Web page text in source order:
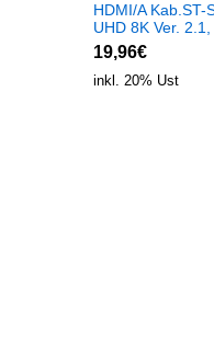
HDMI/A Kab.ST-
UHD 8K Ver. 2.1,
7680x4320p bei
19,96€
inkl. 20% Ust